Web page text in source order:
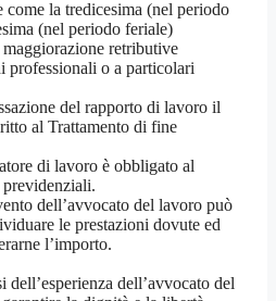
la tredicesima (nel periodo
(nel periodo feriale)
retributive
professionali o a particolari
del rapporto di lavoro il
al Trattamento di fine
di lavoro è obbligato al
dell’avvocato del lavoro può
le prestazioni dovute ed
l’importo.
dell’esperienza dell’avvocato del